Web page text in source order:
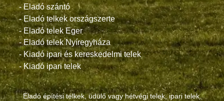
- Eladó szántó
- Eladó telkek országszerte
- Eladó telek Eger
- Eladó telek Nyíregyháza
- Kiadó ipari és kereskedelmi telek
- Kiadó ipari telek
Eladó építési telkek, üdülő vagy hétvégi telek, ipari telek.